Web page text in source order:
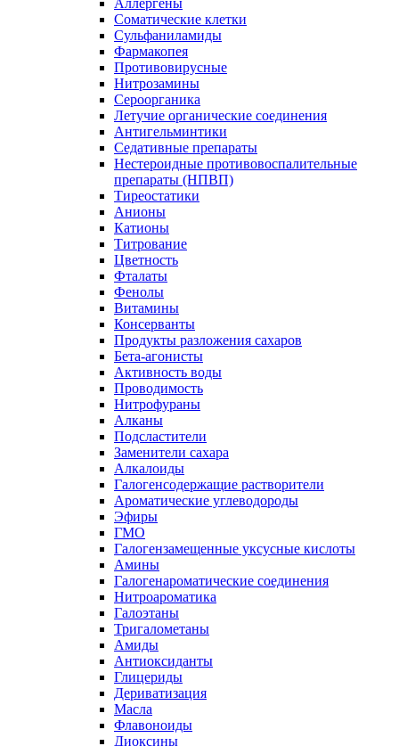
Аллергены
Соматические клетки
Сульфаниламиды
Фармакопея
Противовирусные
Нитрозамины
Сероорганика
Летучие органические соединения
Антигельминтики
Седативные препараты
Нестероидные противовоспалительные
препараты (НПВП)
Тиреостатики
Анионы
Катионы
Титрование
Цветность
Фталаты
Фенолы
Витамины
Консерванты
Продукты разложения сахаров
Бета-агонисты
Активность воды
Проводимость
Нитрофураны
Алканы
Подсластители
Заменители сахара
Алкалоиды
Галогенсодержащие растворители
Ароматические углеводороды
Эфиры
ГМО
Галогензамещенные уксусные кислоты
Амины
Галогенароматические соединения
Нитроароматика
Галоэтаны
Тригалометаны
Амиды
Антиоксиданты
Глицериды
Дериватизация
Масла
Флавоноиды
Диоксины